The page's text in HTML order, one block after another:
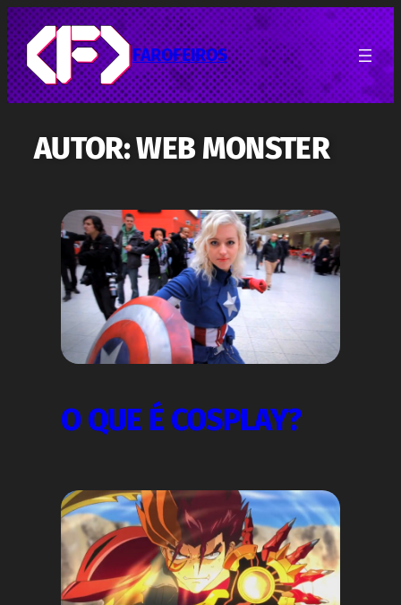
Pular
para
o
conteúdo
FAROFEIROS
AUTOR:WEB MONSTER
O QUE É COSPLAY?